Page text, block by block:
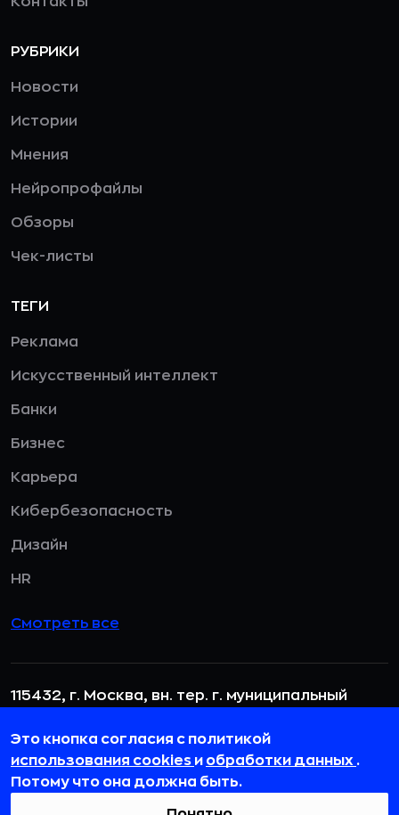
РУБРИКИ
Новости
Истории
Мнения
Нейропрофайлы
Обзоры
Чек-листы
ТЕГИ
Реклама
Искусственный интеллект
Банки
Бизнес
Карьера
Кибербезопасность
Дизайн
HR
Смотреть все
115432, г. Москва, вн. тер. г. муниципальный
Это кнопка согласия с политикой
использования cookies и обработки данных .
Потому что она должна быть.